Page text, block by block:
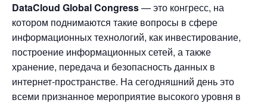
DataCloud Global Congress— это конгресс, на
котором поднимаются такие вопросы в сфере
информационных технологий, как инвестирование,
построение информационных сетей, а также
хранение, передача и безопасность данных в
интернет-пространстве. На сегодняшний день это
всеми признанное мероприятие высокого уровня в